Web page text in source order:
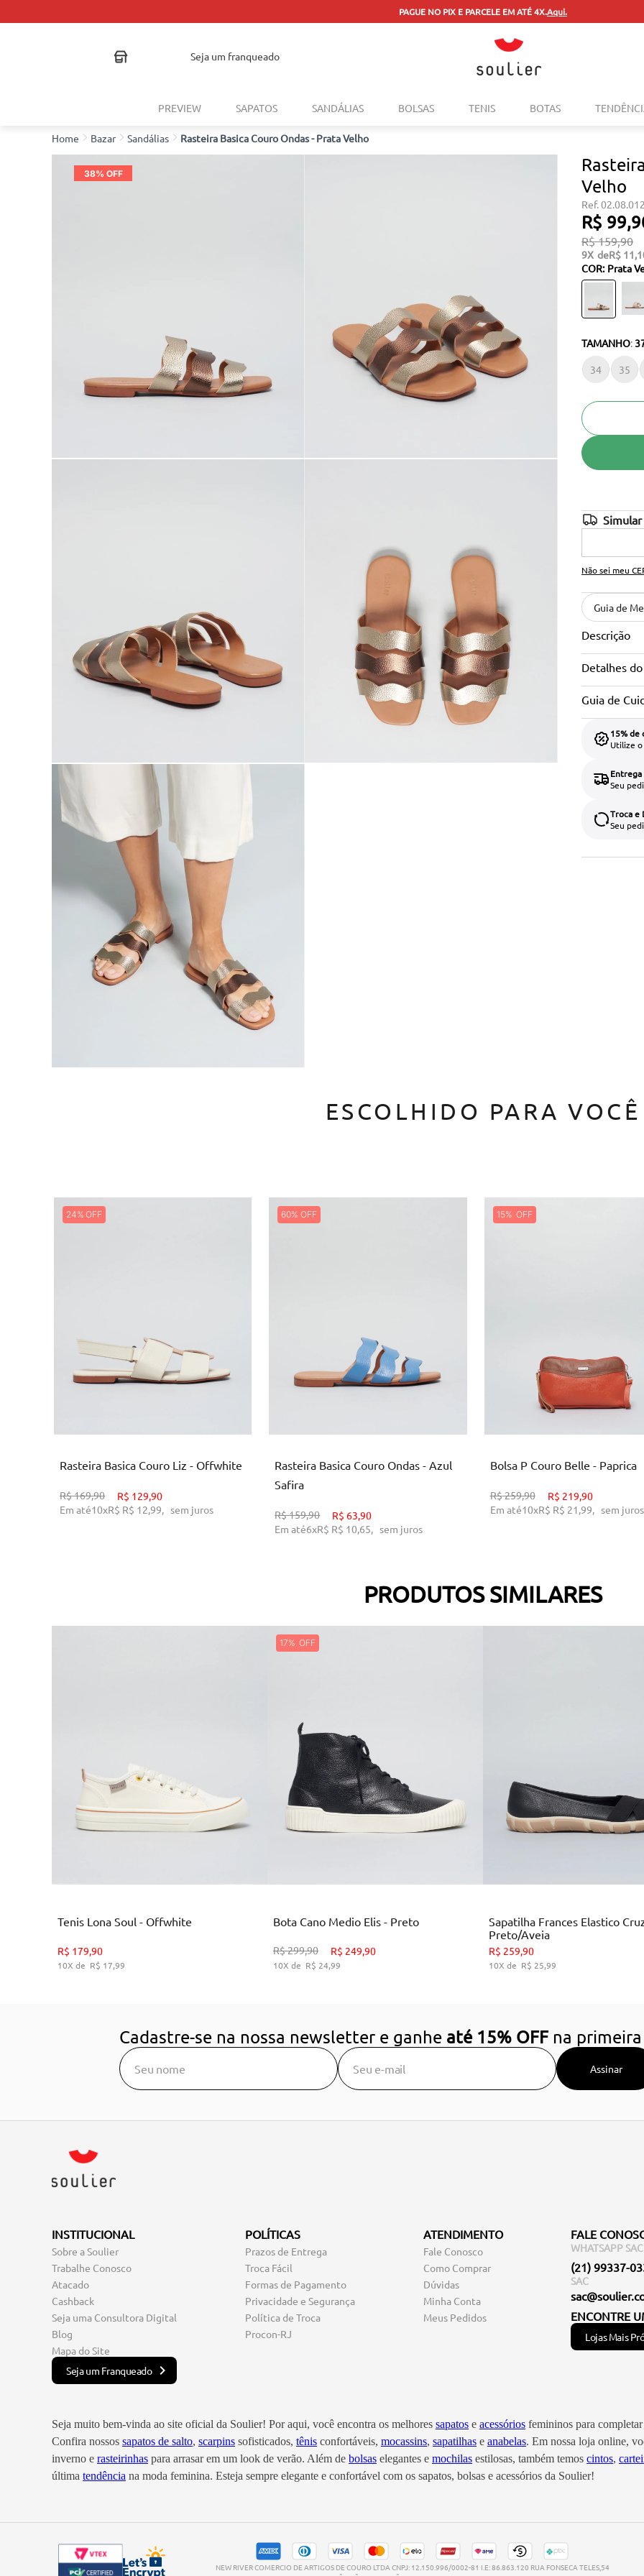
PAGUE NO PIX E PARCELE EM ATÉ 4X.Aqui.
seja um franqueado
PREVIEW SAPATOS SANDÁLIAS BOLSAS TENIS BOTAS
Bazar Sandálias Rasteira Basica Couro Ondas - Prata Velho
38% OFF
Velho
R$ 99,
R$ 159,90
9 R$ 11,
COR: Prata
TAMANHO:
34 35
Não sei meu
Guia de
Descrição
Detalhes
Guia de
15% de
Utilize o
Entrega
Seu
Troca e
Seu
ESCOLHIDO PARA VOCÊ
24%
Rasteira Basica Couro Liz - Offwhite
R$169,90 R$ 129,90
Em até10xR$ R$ 12,99, sem juros
60%
Rasteira Basica Couro Ondas - Azul
Safira
R$159,90 R$ 63,90
Em até6xR$ R$ 10,65, sem juros
15%
Bolsa P Couro Belle - Paprica
R$259,90 R$ 219,90
Em até10xR$ R$ 21,99, sem juros
PRODUTOS SIMILARES
ADICIONAR AO CARRINHO
Tenis Lona Soul - Offwhite
R$ 179,90
10 R$ 17,99
34 35 36
ADICIONAR AO CARRINHO
17%
Bota Cano Medio Elis - Preto
R$299,90 R$ 249,90
10 R$ 24,99
ADICIONAR AO
Sapatilha Frances Elastico
Preto/Aveia
R$ 259,90
10 R$ 25,99
Cadastre-se na nossa newsletter e ganhe até 15% OFFna
Assinar
INSTITUCIONAL
Sobre a Soulier
Trabalhe Conosco
Atacado
Cashback
Seja uma Consultora Digital
Blog
Mapa do Site
Seja um Franqueado
POLÍTICAS
Prazos de Entrega
Troca Fácil
Formas de Pagamento
Privacidade e Segurança
Política de Troca
Procon-RJ
ATENDIMENTO
Fale Conosco
Como Comprar
Dúvidas
Minha Conta
Meus Pedidos
FALE
WHATSAPP SAC
(21) 99337-
SAC
ENCONTRE
Lojas Mais
Seja muito bem-vinda ao site oficial da Soulier! Por aqui, você encontra os melhores sapatos e acessórios femininos para
Confira nossos sapatos de salto, scarpins sofisticados, tênis confortáveis, mocassins, sapatilhas e anabelas. Em nossa loja online,
inverno e rasteirinhas para arrasar em um look de verão. Além de bolsas elegantes e mochilas estilosas, também temos cintos,
última tendência na moda feminina. Esteja sempre elegante e confortável com os sapatos, bolsas e acessórios da Soulier!
NEW RIVER COMERCIO DE ARTIGOS DE COURO LTDA CNPJ: 12.150.996/0002-81 I.E: 86.863.120 RUA FONSECA TELES,54
1º
tenis
9º
anabela
10º cinto